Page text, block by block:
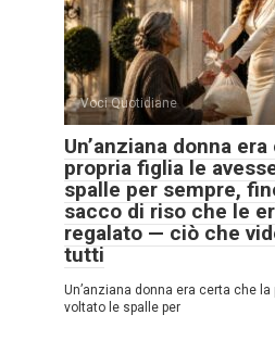
Voci Quotidiane
Un’anziana donna
propria figlia le
spalle per sempre,
sacco di riso che le
regalato — ciò che
tutti
Un’anziana donna era certa che
voltato le spalle per